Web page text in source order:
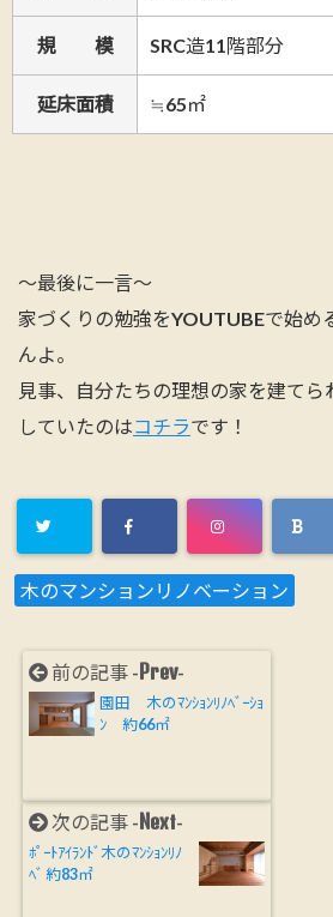
規 模 SRC造11階部分
延床面積 ≒65㎡
～最後に一言～
家づくりの勉強をYOUTUBEで始め
んよ。
見事、自分たちの理想の家を建て
していたのはコチラです！
木のマンションリノベーション
前の記事 - Prev-
園田 木のﾏﾝｼｮﾝﾘﾉﾍﾞｰｼｮ
ﾝ 約66㎡
次の記事 - Next-
ﾎﾟｰﾄｱｲﾗﾝﾄﾞ木のﾏﾝｼｮﾝﾘﾉ
ﾍﾞ 約83㎡